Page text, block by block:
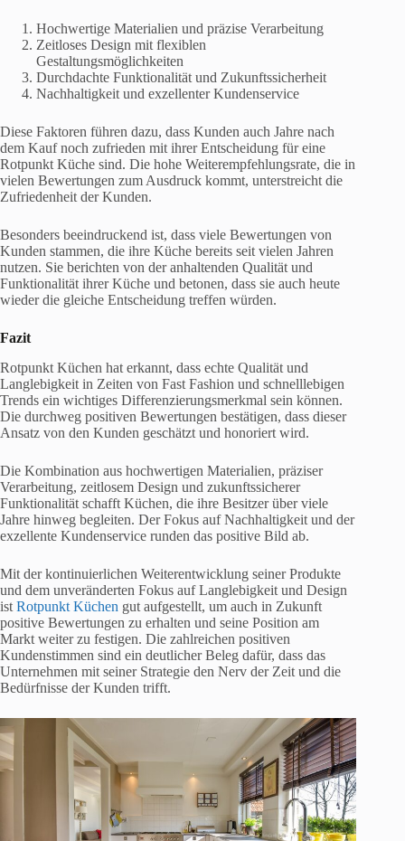
Hochwertige Materialien und präzise Verarbeitung
Zeitloses Design mit flexiblen
Gestaltungsmöglichkeiten
Durchdachte Funktionalität und Zukunftssicherheit
Nachhaltigkeit und exzellenter Kundenservice
Diese Faktoren führen dazu, dass Kunden auch Jahre nach
dem Kauf noch zufrieden mit ihrer Entscheidung für eine
Rotpunkt Küche sind. Die hohe Weiterempfehlungsrate, die in
vielen Bewertungen zum Ausdruck kommt, unterstreicht die
Zufriedenheit der Kunden.
Besonders beeindruckend ist, dass viele Bewertungen von
Kunden stammen, die ihre Küche bereits seit vielen Jahren
nutzen. Sie berichten von der anhaltenden Qualität und
Funktionalität ihrer Küche und betonen, dass sie auch heute
wieder die gleiche Entscheidung treffen würden.
Fazit
Rotpunkt Küchen hat erkannt, dass echte Qualität und
Langlebigkeit in Zeiten von Fast Fashion und schnelllebigen
Trends ein wichtiges Differenzierungsmerkmal sein können.
Die durchweg positiven Bewertungen bestätigen, dass dieser
Ansatz von den Kunden geschätzt und honoriert wird.
Die Kombination aus hochwertigen Materialien, präziser
Verarbeitung, zeitlosem Design und zukunftssicherer
Funktionalität schafft Küchen, die ihre Besitzer über viele
Jahre hinweg begleiten. Der Fokus auf Nachhaltigkeit und der
exzellente Kundenservice runden das positive Bild ab.
Mit der kontinuierlichen Weiterentwicklung seiner Produkte
und dem unveränderten Fokus auf Langlebigkeit und Design
ist Rotpunkt Küchen gut aufgestellt, um auch in Zukunft
positive Bewertungen zu erhalten und seine Position am
Markt weiter zu festigen. Die zahlreichen positiven
Kundenstimmen sind ein deutlicher Beleg dafür, dass das
Unternehmen mit seiner Strategie den Nerv der Zeit und die
Bedürfnisse der Kunden trifft.